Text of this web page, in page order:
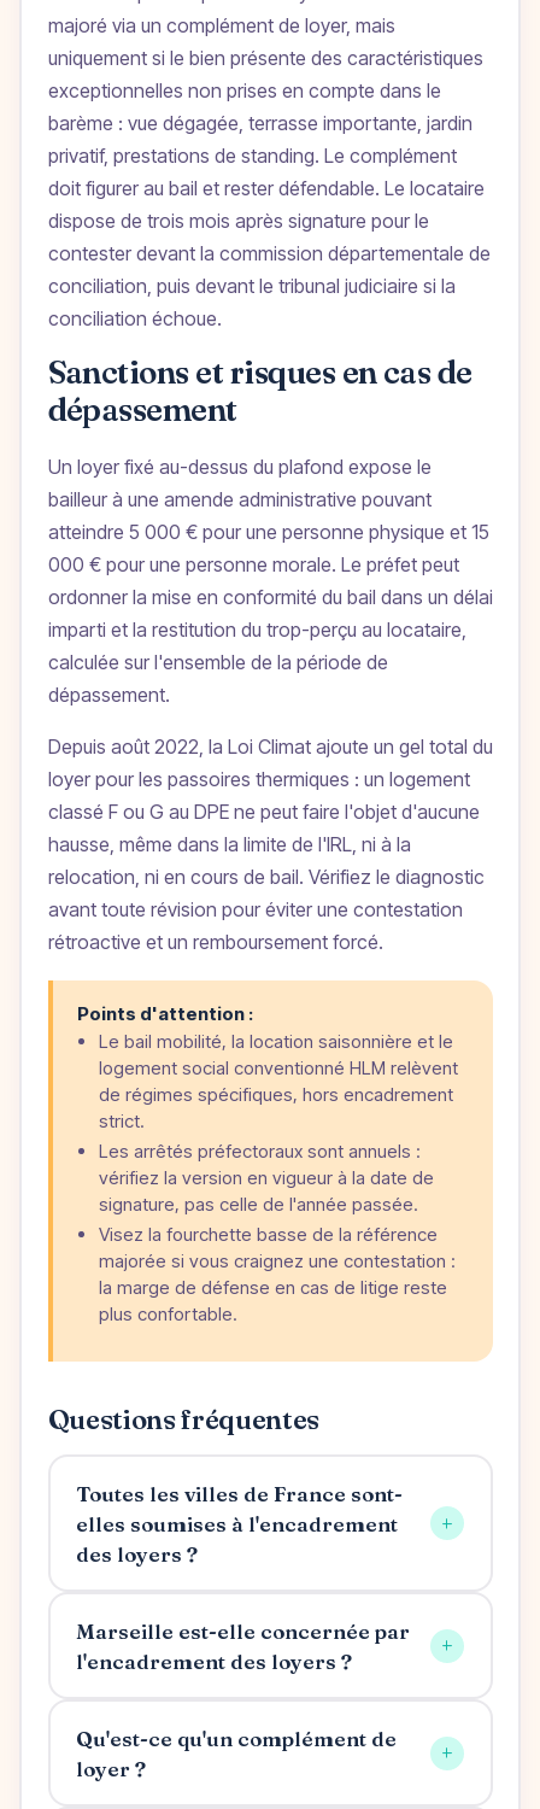
majoré via un complément de loyer, mais
uniquement si le bien présente des caractéristiques
exceptionnelles non prises en compte dans le
barème : vue dégagée, terrasse importante, jardin
privatif, prestations de standing. Le complément
doit figurer au bail et rester défendable. Le locataire
dispose de trois mois après signature pour le
contester devant la commission départementale de
conciliation, puis devant le tribunal judiciaire si la
conciliation échoue.
Sanctions et risques en cas de
dépassement
Un loyer fixé au-dessus du plafond expose le
bailleur à une amende administrative pouvant
atteindre 5 000 € pour une personne physique et 15
000 € pour une personne morale. Le préfet peut
ordonner la mise en conformité du bail dans un délai
imparti et la restitution du trop-perçu au locataire,
calculée sur l'ensemble de la période de
dépassement.
Depuis août 2022, la Loi Climat ajoute un gel total du
loyer pour les passoires thermiques : un logement
classé F ou G au DPE ne peut faire l'objet d'aucune
hausse, même dans la limite de l'IRL, ni à la
relocation, ni en cours de bail. Vérifiez le diagnostic
avant toute révision pour éviter une contestation
rétroactive et un remboursement forcé.
Points d'attention :
Le bail mobilité, la location saisonnière et le
logement social conventionné HLM relèvent
de régimes spécifiques, hors encadrement
strict.
Les arrêtés préfectoraux sont annuels :
vérifiez la version en vigueur à la date de
signature, pas celle de l'année passée.
Visez la fourchette basse de la référence
majorée si vous craignez une contestation :
la marge de défense en cas de litige reste
plus confortable.
Questions fréquentes
Toutes les villes de France sont-
elles soumises à l'encadrement
des loyers ?
+
Marseille est-elle concernée par
l'encadrement des loyers ?
+
Qu'est-ce qu'un complément de
loyer ?
+